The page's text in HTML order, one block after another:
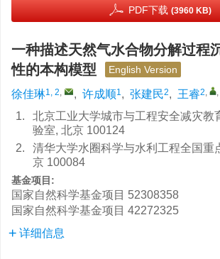
PDF下载 (3960 KB)
一种描述天然气水合物分解过程
性的本构模型
English Version
徐佳琳1, 2, , 许成顺1, 张建民2, 王睿2, ,
1.
北京工业大学城市与工程安全减灾教
验室, 北京 100124
2.
清华大学水圈科学与水利工程全国重
京 100084
基金项目:
国家自然科学基金项目 52308358
国家自然科学基金项目 42272325
详细信息